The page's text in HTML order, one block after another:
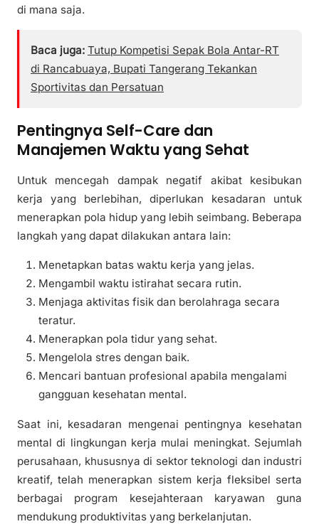
di mana saja.
Baca juga: Tutup Kompetisi Sepak Bola Antar-RT
di Rancabuaya, Bupati Tangerang Tekankan
Sportivitas dan Persatuan
Pentingnya Self-Care dan
Manajemen Waktu yang Sehat
Untuk mencegah dampak negatif akibat kesibukan
kerja yang berlebihan, diperlukan kesadaran untuk
menerapkan pola hidup yang lebih seimbang. Beberapa
langkah yang dapat dilakukan antara lain:
Menetapkan batas waktu kerja yang jelas.
Mengambil waktu istirahat secara rutin.
Menjaga aktivitas fisik dan berolahraga secara
teratur.
Menerapkan pola tidur yang sehat.
Mengelola stres dengan baik.
Mencari bantuan profesional apabila mengalami
gangguan kesehatan mental.
Saat ini, kesadaran mengenai pentingnya kesehatan
mental di lingkungan kerja mulai meningkat. Sejumlah
perusahaan, khususnya di sektor teknologi dan industri
kreatif, telah menerapkan sistem kerja fleksibel serta
berbagai program kesejahteraan karyawan guna
mendukung produktivitas yang berkelanjutan.